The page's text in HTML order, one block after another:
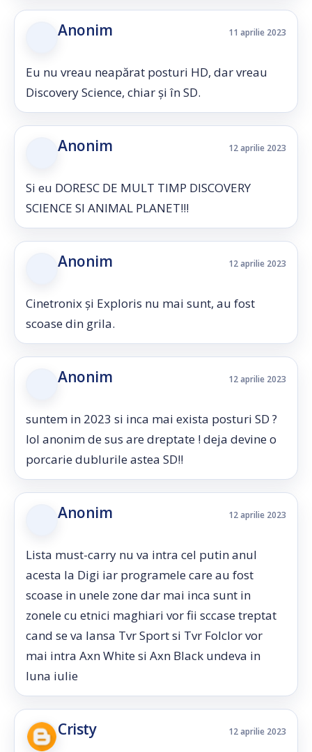
Anonim 11 aprilie 2023
Eu nu vreau neapărat posturi HD, dar vreau
Discovery Science, chiar și în SD.
Anonim 12 aprilie 2023
Si eu DORESC DE MULT TIMP DISCOVERY
SCIENCE SI ANIMAL PLANET!!!
Anonim 12 aprilie 2023
Cinetronix și Exploris nu mai sunt, au fost
scoase din grila.
Anonim 12 aprilie 2023
suntem in 2023 si inca mai exista posturi SD ?
lol anonim de sus are dreptate ! deja devine o
porcarie dublurile astea SD!!
Anonim 12 aprilie 2023
Lista must-carry nu va intra cel putin anul
acesta la Digi iar programele care au fost
scoase in unele zone dar mai inca sunt in
zonele cu etnici maghiari vor fii sccase treptat
cand se va lansa Tvr Sport si Tvr Folclor vor
mai intra Axn White si Axn Black undeva in
luna iulie
Cristy 12 aprilie 2023